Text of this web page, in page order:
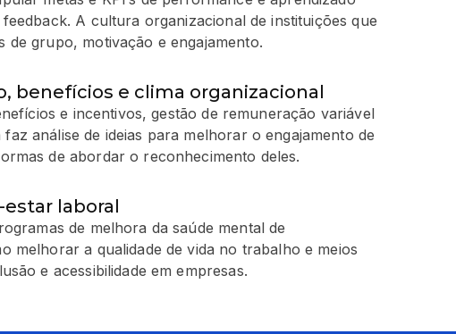
A cultura organizacional de instituições que
de grupo, motivação e engajamento.
benefícios e clima organizacional
e incentivos, gestão de remuneração variável
análise de ideias para melhorar o engajamento de
de abordar o reconhecimento deles.
laboral
de melhora da saúde mental de
melhorar a qualidade de vida no trabalho e meios
e acessibilidade em empresas.